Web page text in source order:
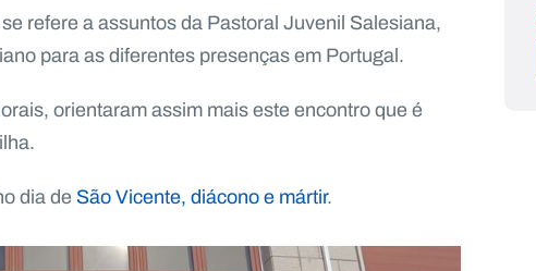
refere a assuntos da Pastoral Juvenil Salesiana,
para as diferentes presenças em Portugal.
orientaram assim mais este encontro que é
dia de São Vicente, diácono e mártir.